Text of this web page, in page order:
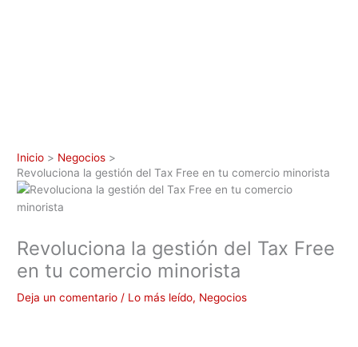
Inicio
Negocios
Revoluciona la gestión del Tax Free en tu comercio minorista
Revoluciona la gestión del Tax Free
en tu comercio minorista
Deja un comentario / Lo más leído, Negocios